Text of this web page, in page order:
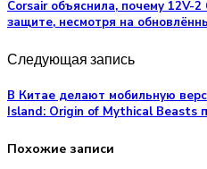
Corsair объяснила, почему 12V-
защите, несмотря на
Следующая запись
В Китае делают мобильную
Island: Origin of Mythical Beasts
Похожие записи